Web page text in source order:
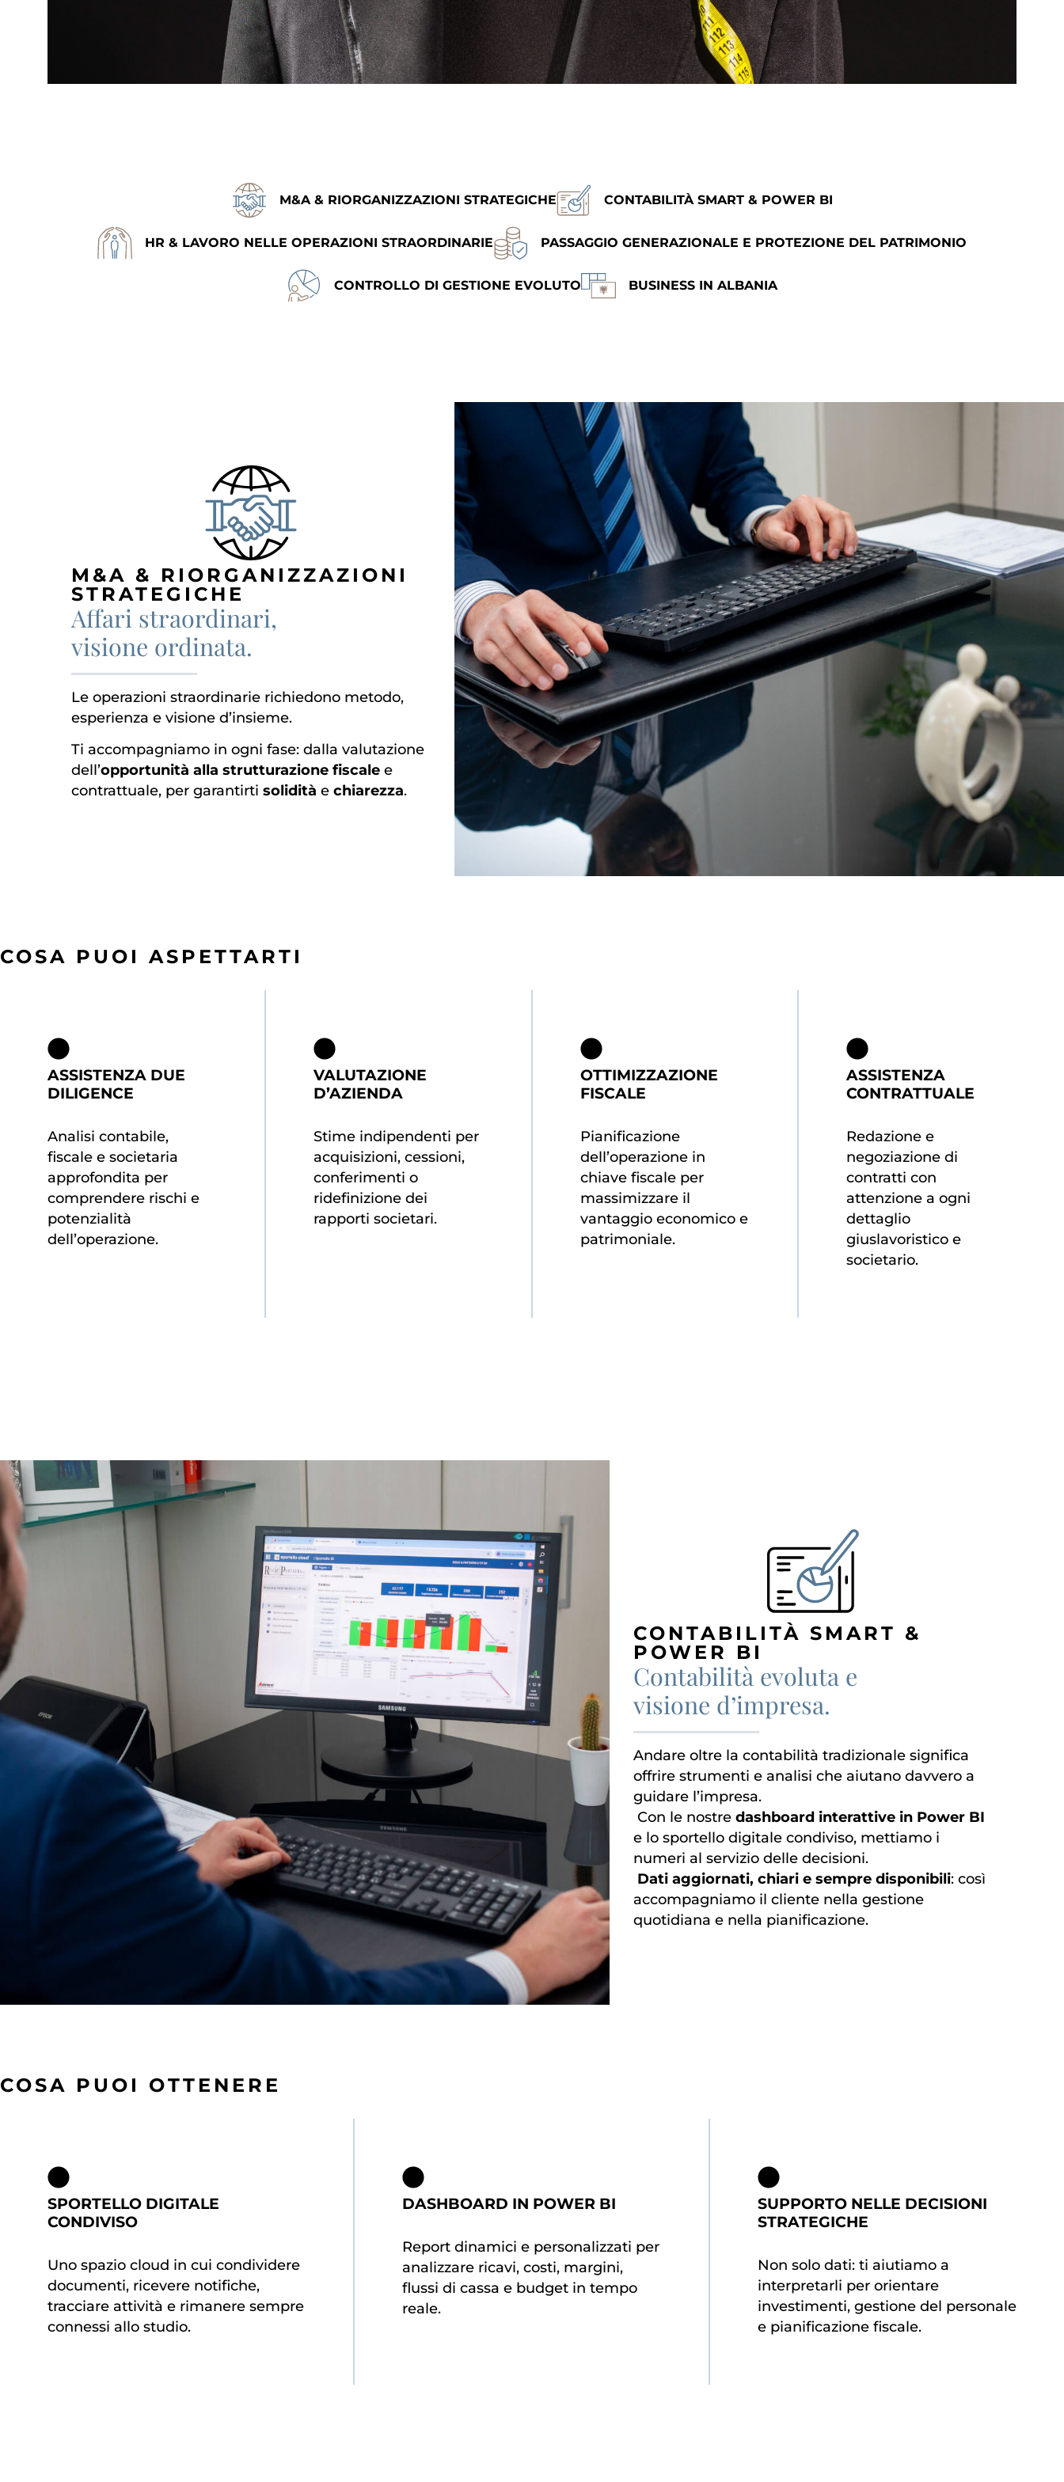
M&A & RIORGANIZZAZIONI STRATEGICHE CONTABILITÀ SMART & POWER BI
HR & LAVORO NELLE OPERAZIONI STRAORDINARIE PASSAGGIO GENERAZIONALE E PROTEZIONE DEL PATRIMONIO
CONTROLLO DI GESTIONE EVOLUTO BUSINESS IN ALBANIA
M&A & RIORGANIZZAZIONI
STRATEGICHE
Affari straordinari,
visione ordinata.
Le operazioni straordinarie richiedono metodo,
esperienza e visione d’insieme.
Ti accompagniamo in ogni fase: dalla valutazione
dell’opportunità alla strutturazione fiscale e
contrattuale, per garantirti solidità e chiarezza.
COSA PUOI ASPETTARTI
ASSISTENZA DUE
DILIGENCE
Analisi contabile,
fiscale e societaria
approfondita per
comprendere rischi e
potenzialità
dell’operazione.
VALUTAZIONE
D’AZIENDA
Stime indipendenti per
acquisizioni, cessioni,
conferimenti o
ridefinizione dei
rapporti societari.
OTTIMIZZAZIONE
FISCALE
Pianificazione
dell’operazione in
chiave fiscale per
massimizzare il
vantaggio economico e
patrimoniale.
ASSISTENZA
CONTRATTUALE
Redazione e
negoziazione di
contratti con
attenzione a ogni
dettaglio
giuslavoristico e
societario.
CONTABILITÀ SMART &
POWER BI
Contabilità evoluta e
visione d’impresa.
Andare oltre la contabilità tradizionale significa
offrire strumenti e analisi che aiutano davvero a
guidare l’impresa.
Con le nostredashboard interattive in Power BI
e lo sportello digitale condiviso, mettiamo i
numeri al servizio delle decisioni.
Dati aggiornati, chiari e sempre disponibili: così
accompagniamo il cliente nella gestione
quotidiana e nella pianificazione.
COSA PUOI OTTENERE
SPORTELLO DIGITALE
CONDIVISO
Uno spazio cloud in cui condividere
documenti, ricevere notifiche,
tracciare attività e rimanere sempre
connessi allo studio.
DASHBOARD IN POWER BI
Report dinamici e personalizzati per
analizzare ricavi, costi, margini,
flussi di cassa e budget in tempo
reale.
SUPPORTO NELLE DECISIONI
STRATEGICHE
Non solo dati: ti aiutiamo a
interpretarli per orientare
investimenti, gestione del personale
e pianificazione fiscale.